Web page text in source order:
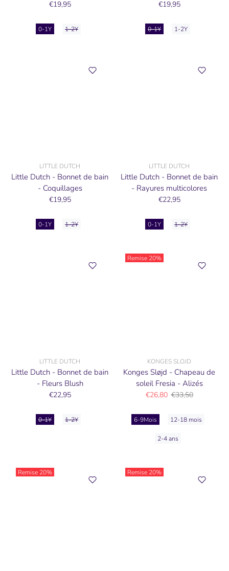
€19,95
0-1Y 1-2Y
€19,95
0-1Y 1-2Y
LITTLE DUTCH
Little Dutch - Bonnet de bain
- Coquillages
€19,95
0-1Y 1-2Y
LITTLE DUTCH
Little Dutch - Bonnet de bain
- Rayures multicolores
€22,95
0-1Y 1-2Y
LITTLE DUTCH
Little Dutch - Bonnet de bain
- Fleurs Blush
€22,95
0-1Y 1-2Y
Remise 20%
KONGES SLOJD
Konges Sløjd - Chapeau de
soleil Fresia - Alizés
€26,80 €33,50
6-9Mois 12-18 mois
2-4 ans
Remise 20% Remise 20%